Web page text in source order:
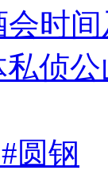
会时
侦
圆钢